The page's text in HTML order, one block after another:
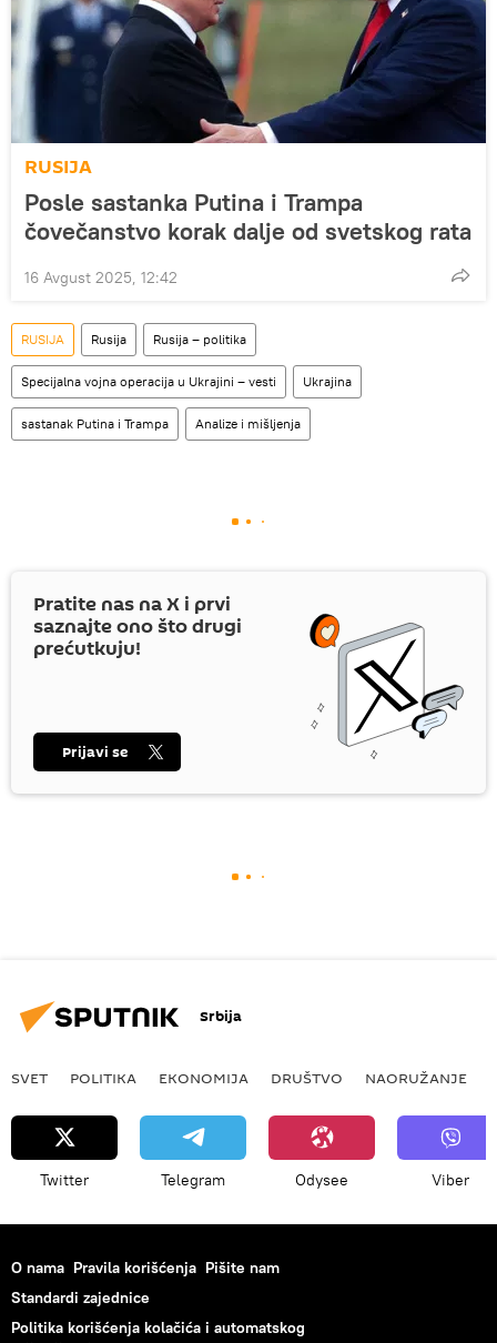
RUSIJA
Posle sastanka Putina i Trampa
čovečanstvo korak dalje od svetskog rata
16 Avgust 2025, 12:42
RUSIJA Rusija Rusija – politika
Specijalna vojna operacija u Ukrajini – vesti Ukrajina
sastanak Putina i Trampa Analize i mišljenja
Pratite nas naX i prvi
saznajte ono što drugi
prećutkuju!
Prijavi se
Srbija
SVET POLITIKA EKONOMIJA DRUŠTVO NAORUŽANJE
Twitter Telegram Odysee Viber
O nama Pravila korišćenja Pišite nam
Standardi zajednice
Politika korišćenja kolačića i automatskog